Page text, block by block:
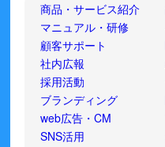
商品・サービス紹介
マニュアル・研修
顧客サポート
社内広報
採用活動
ブランディング
web広告・CM
SNS活用